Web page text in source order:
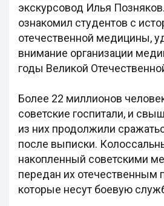
экскурсовод Илья
ознакомил студентов с
отечественной медицины,
внимание организации
годы Великой
Более 22 миллионов
советские госпитали, и
из них продолжили
после выписки.
накопленный советскими
передан их отечественным
которые несут боевую